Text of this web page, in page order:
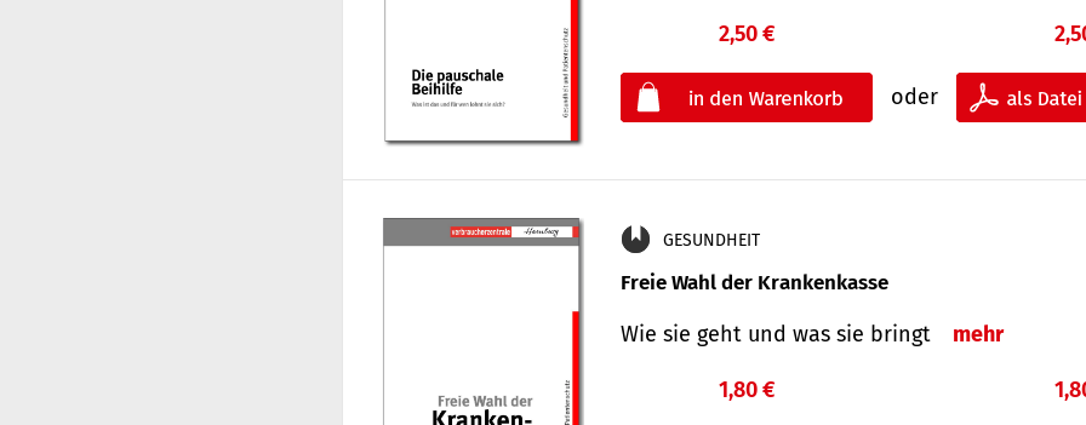
2,50 €
oder
GESUNDHEIT
Freie Wahl der Krankenkasse
Wie sie geht und was sie bringt mehr
1,80 €